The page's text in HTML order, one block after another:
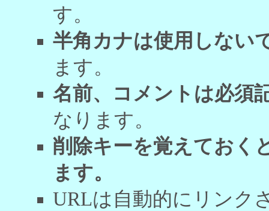
す。
半角カナは使用しない
ます。
名前、コメントは必須
なります。
削除キーを覚えておく
ます。
URLは自動的にリンク